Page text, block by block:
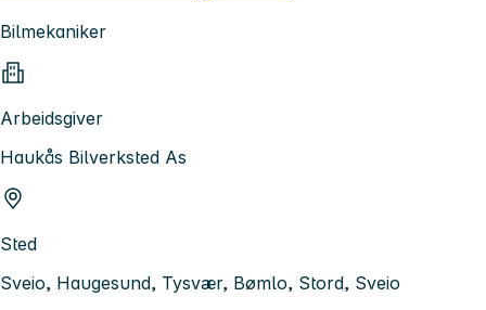
Bilmekaniker
Arbeidsgiver
Haukås Bilverksted As
Sted
Sveio, Haugesund, Tysvær, Bømlo, Stord, Sveio